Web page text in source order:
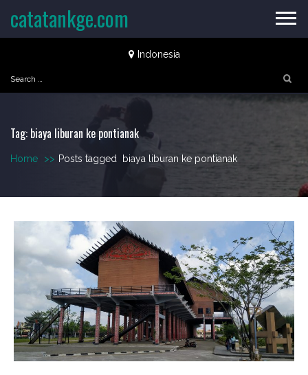
Indonesia
Search
for:
catatankge.com
Tag: biaya liburan ke pontianak
Home >> Posts tagged biaya liburan ke pontianak